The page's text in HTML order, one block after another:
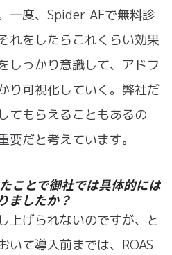
一度、Spider AFで無料診
れをしたらこれくらい効果
しっかり意識して、アドフ
り可視化していく。弊社だ
てもらえることもあるの
だと考えています。
ことで御社では具体的には
ましたか？
上げられないのですが、と
いて導入前までは、ROAS